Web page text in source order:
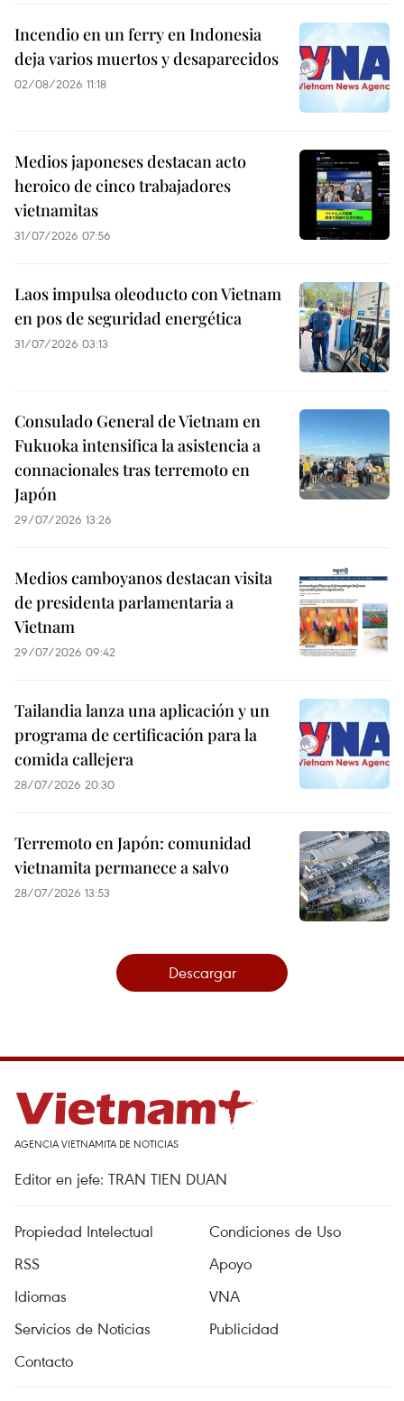
Incendio en un ferry en Indonesia
deja varios muertos y desaparecidos
02/08/2026 11:18
Medios japoneses destacan acto
heroico de cinco trabajadores
vietnamitas
31/07/2026 07:56
Laos impulsa oleoducto con Vietnam
en pos de seguridad energética
31/07/2026 03:13
Consulado General de Vietnam en
Fukuoka intensifica la asistencia a
connacionales tras terremoto en
Japón
29/07/2026 13:26
Medios camboyanos destacan visita
de presidenta parlamentaria a
Vietnam
29/07/2026 09:42
Tailandia lanza una aplicación y un
programa de certificación para la
comida callejera
28/07/2026 20:30
Terremoto en Japón: comunidad
vietnamita permanece a salvo
28/07/2026 13:53
Descargar
AGENCIA VIETNAMITA DE NOTICIAS
Editor en jefe: TRAN TIEN DUAN
Propiedad Intelectual
Condiciones de Uso
RSS
Apoyo
Idiomas
VNA
Servicios de Noticias
Publicidad
Contacto